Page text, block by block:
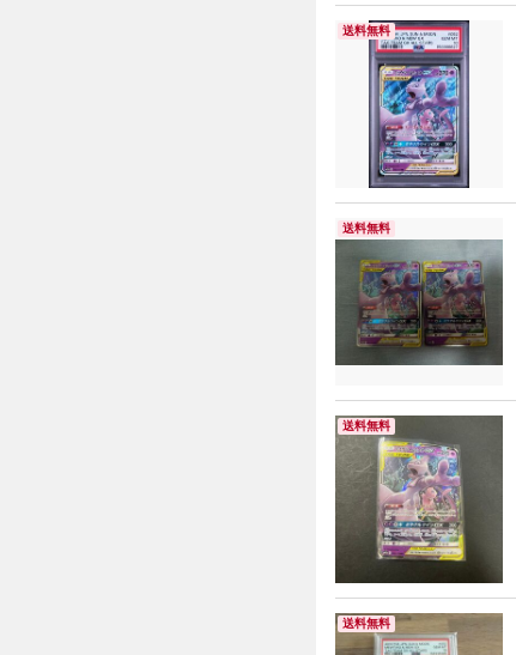
送料無料
送料無料
送料無料
送料無料